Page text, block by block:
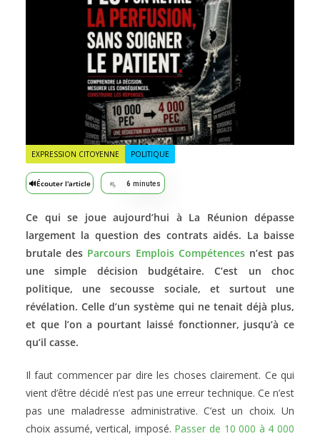
EXPRESSION CITOYENNE POLITIQUE
🔊Écouter l'article 6 minutes
Ce qui se joue aujourd’hui à La Réunion dépasse
largement la question des contrats aidés. La baisse
brutale des Parcours Emplois Compétencesn’est pas
une simple décision budgétaire. C’est un choc
politique, une secousse sociale, et surtout une
révélation. Celle d’un système qui ne tenait déjà plus,
et que l’on a pourtant laissé fonctionner, jusqu’à ce
qu’il casse.
Il faut commencer par dire les choses clairement. Ce qui
vient d’être décidé n’est pas une erreur technique. Ce n’est
pas une maladresse administrative. C’est un choix. Un
choix assumé, vertical, imposé. Passer de 10 000 à 4 000